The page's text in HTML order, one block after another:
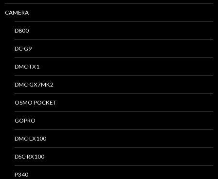
CAMERA
D800
DC-G9
DMC-TX1
DMC-GX7MK2
OSMO POCKET
GOPRO
DMC-LX100
DSC-RX100
P340